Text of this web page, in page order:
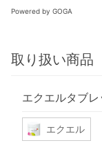
Powered by GOGA
取り扱い商品
エクエルタブレ
エクエル